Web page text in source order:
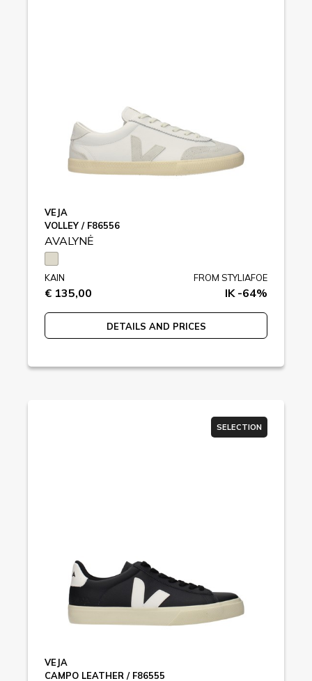
VEJA
VOLLEY / F86556
AVALYNĖ
KAIN
€ 135,00
FROM STYLIAFOE
IK -64%
DETAILS AND PRICES
SELECTION
VEJA
CAMPO LEATHER / F86555